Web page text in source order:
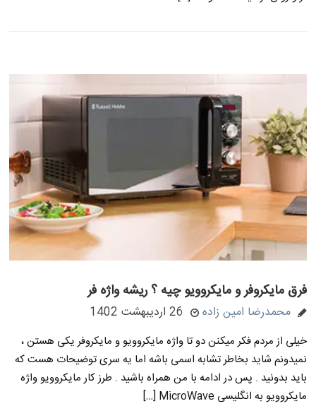
فرق مایکروفر و مایکروویو چیه ؟ ریشه واژه فر
محمدرضا امین زاده 26 اردیبهشت 1402
خیلی از مردم فکر میکنن دو تا واژه مایکروویو و مایکروفر یکی هستن ،
نمیدونم شاید بخاطر تشابه اسمی باشه اما یه سری توضیحات هست که
باید بدونید . پس در ادامه با من همراه باشید . طرز کار مایکروویو واژه
مایکروویو به انگلیسی MicroWave […]